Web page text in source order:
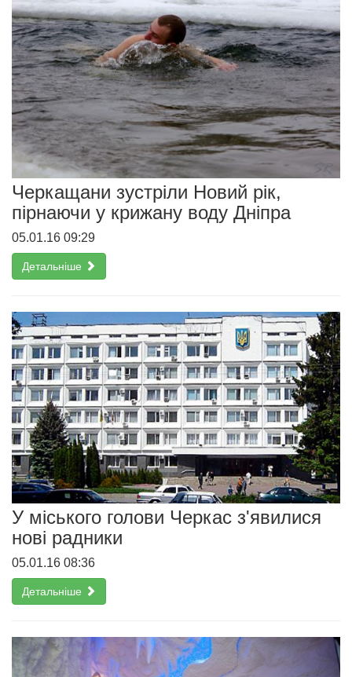
Черкащани зустріли Новий рік,
пірнаючи у крижану воду Дніпра
05.01.16 09:29
Детальніше
У міського голови Черкас з'явилися
нові радники
05.01.16 08:36
Детальніше